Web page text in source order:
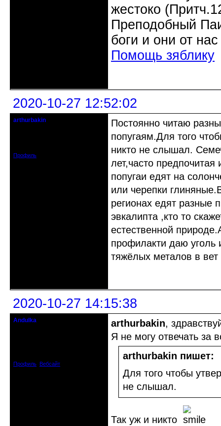
жестоко
Преподобный
боги и они от
Помощь зяблику
2020-10-27 12:52:02
arthurbakin
Профиль
Постоянно читаю
попугаям.Для того
никто не слышал.
лет,часто
попугаи едят на
или черепки
регионах едят разные
эвкалипта ,кто то
естественной
профилакти даю уголь
тяжёлых металов в вет
2020-10-27 14:15:38
Andulka
Профиль Вебсайт
arthurbakin,
Я не могу отвечать за
arthurbakin пишет:
Для того чтобы
не слышал.
Так уж и никто